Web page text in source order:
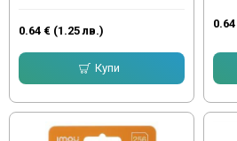
0.64 € (1.25 лв.)
Купи